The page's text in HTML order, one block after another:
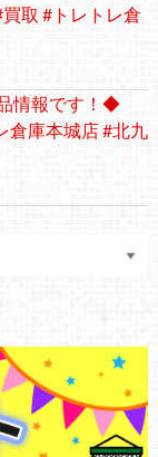
取 #トレトレ倉
情報です！◆
倉庫本城店 #北九